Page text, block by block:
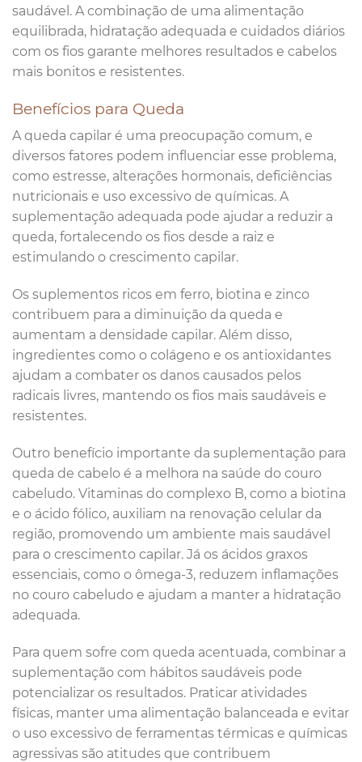
saudável. A combinação de uma alimentação
equilibrada, hidratação adequada e cuidados diários
com os fios garante melhores resultados e cabelos
mais bonitos e resistentes.
Benefícios para Queda
A queda capilar é uma preocupação comum, e
diversos fatores podem influenciar esse problema,
como estresse, alterações hormonais, deficiências
nutricionais e uso excessivo de químicas. A
suplementação adequada pode ajudar a reduzir a
queda, fortalecendo os fios desde a raiz e
estimulando o crescimento capilar.
Os suplementos ricos em ferro, biotina e zinco
contribuem para a diminuição da queda e
aumentam a densidade capilar. Além disso,
ingredientes como o colágeno e os antioxidantes
ajudam a combater os danos causados pelos
radicais livres, mantendo os fios mais saudáveis e
resistentes.
Outro benefício importante da suplementação para
queda de cabelo é a melhora na saúde do couro
cabeludo. Vitaminas do complexo B, como a biotina
e o ácido fólico, auxiliam na renovação celular da
região, promovendo um ambiente mais saudável
para o crescimento capilar. Já os ácidos graxos
essenciais, como o ômega-3, reduzem inflamações
no couro cabeludo e ajudam a manter a hidratação
adequada.
Para quem sofre com queda acentuada, combinar a
suplementação com hábitos saudáveis pode
potencializar os resultados. Praticar atividades
físicas, manter uma alimentação balanceada e evitar
o uso excessivo de ferramentas térmicas e químicas
agressivas são atitudes que contribuem